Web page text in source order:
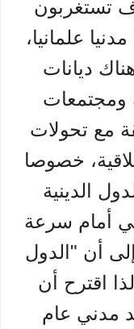
تستغربون
علمانيا،
ديانات
ومجتمعات
مع تحولات
خصوصا
الدينية
أمام سرعة
أن "الدول
لذا اقترح أن
مدني عام